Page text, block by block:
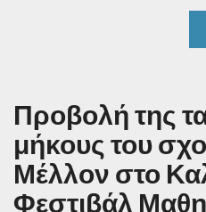
Προβολή της
μήκους του
Μέλλον στο
Φεστιβάλ